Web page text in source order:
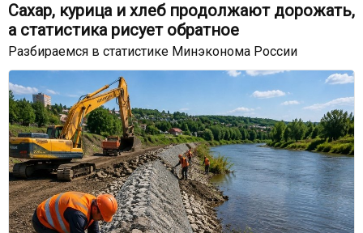
Сахар, курица и хлеб продолжают дорожать,
а статистика рисует обратное
Разбираемся в статистике Минэконома России